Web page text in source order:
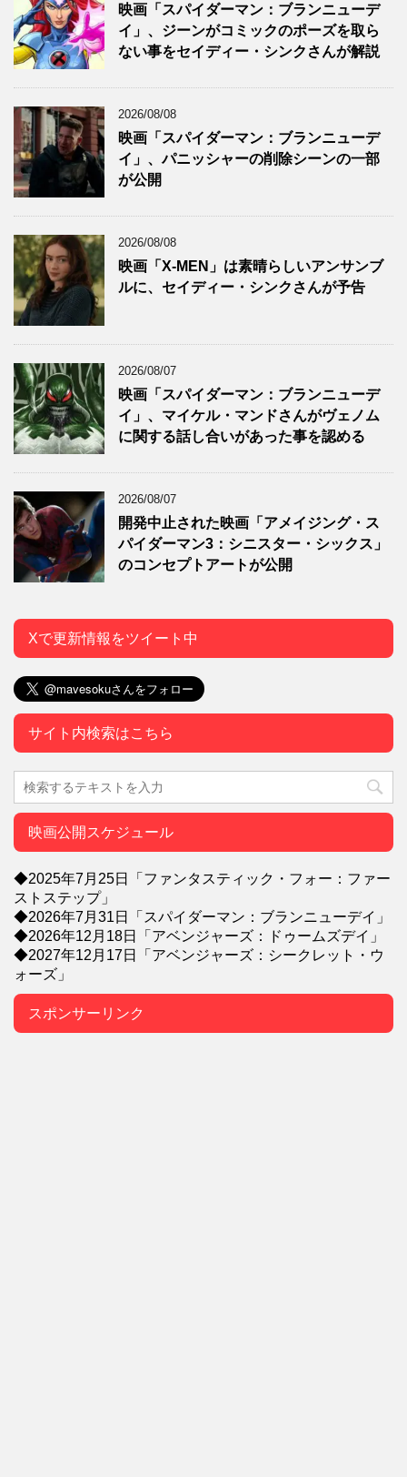
映画「スパイダーマン：ブランニューデ
イ」、ジーンがコミックのポーズを取ら
ない事をセイディー・シンクさんが解説
2026/08/08
映画「スパイダーマン：ブランニューデ
イ」、パニッシャーの削除シーンの一部
が公開
2026/08/08
映画「X-MEN」は素晴らしいアンサンブ
ルに、セイディー・シンクさんが予告
2026/08/07
映画「スパイダーマン：ブランニューデ
イ」、マイケル・マンドさんがヴェノム
に関する話し合いがあった事を認める
2026/08/07
開発中止された映画「アメイジング・ス
パイダーマン3：シニスター・シックス」
のコンセプトアートが公開
Xで更新情報をツイート中
サイト内検索はこちら
映画公開スケジュール
◆2025年7月25日「ファンタスティック・フォー：ファー
ストステップ」
◆2026年7月31日「スパイダーマン：ブランニューデイ」
◆2026年12月18日「アベンジャーズ：ドゥームズデイ」
◆2027年12月17日「アベンジャーズ：シークレット・ウ
ォーズ」
スポンサーリンク